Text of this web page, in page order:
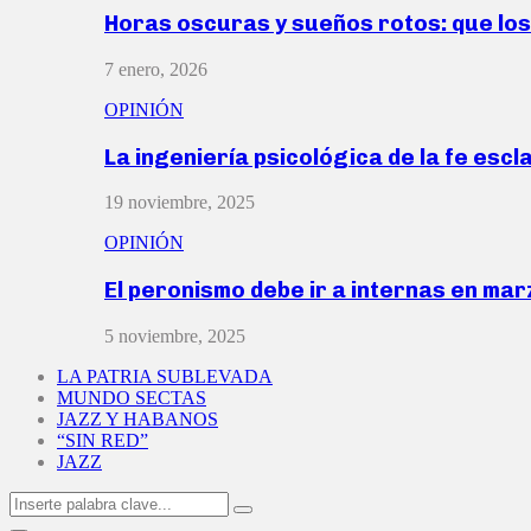
Horas oscuras y sueños rotos: que
7 enero, 2026
OPINIÓN
La ingeniería psicológica de la fe
19 noviembre, 2025
OPINIÓN
El peronismo debe ir a internas en
5 noviembre, 2025
LA PATRIA SUBLEVADA
MUNDO SECTAS
JAZZ Y HABANOS
“SIN RED”
JAZZ
Search
for:
Search